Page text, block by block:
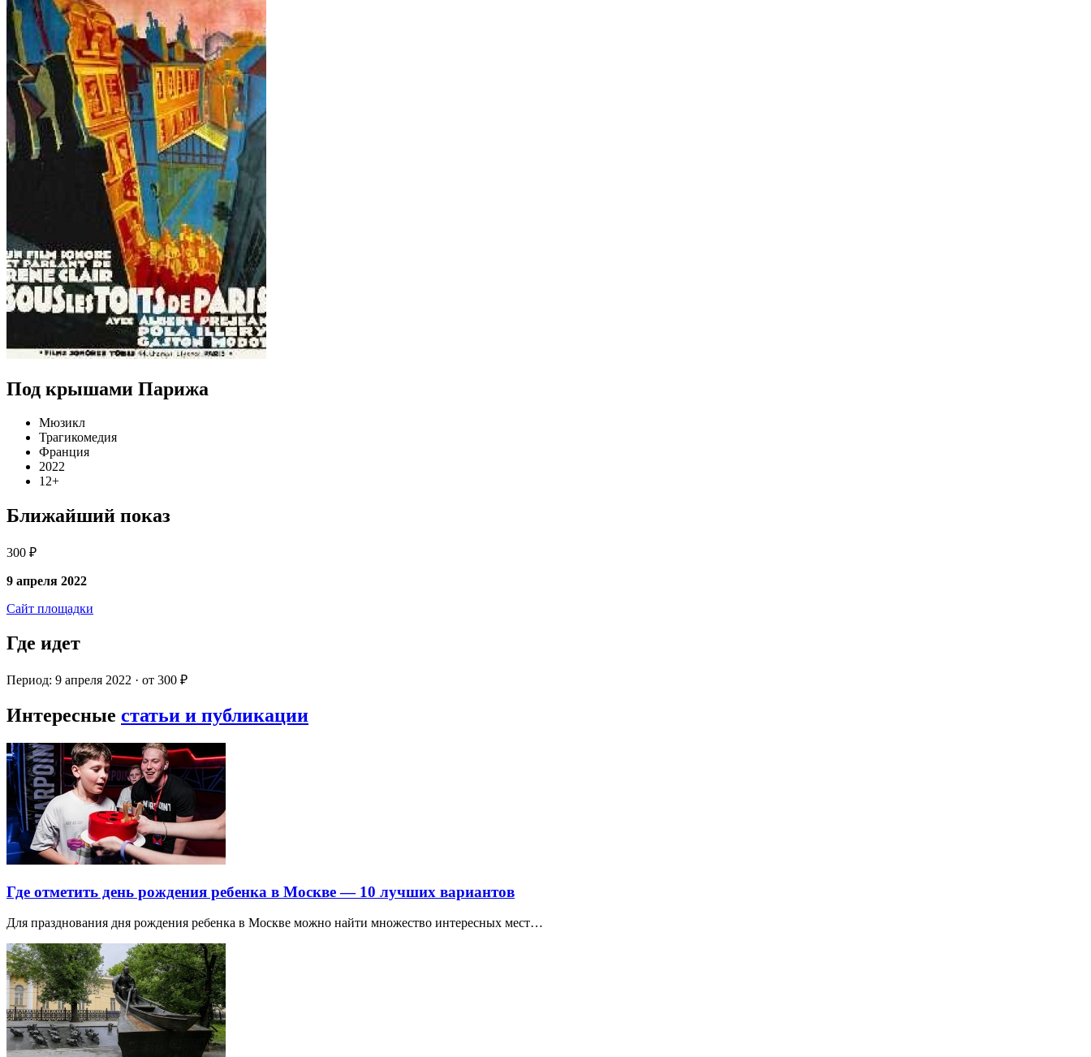
Под крышами Парижа
Мюзикл
Трагикомедия
Франция
2022
12+
Ближайший показ
300 ₽
9 апреля 2022
Сайт площадки
Где идет
Период: 9 апреля 2022 · от 300 ₽
Интересные статьи и публикации
Где отметить день рождения ребенка в Москве — 10 лучших вариантов
Для празднования дня рождения ребенка в Москве можно найти множество интересных мест…